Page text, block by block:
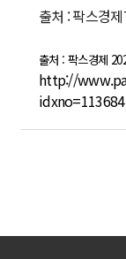
출처 :팍스경
출처 : 팍스경제
http://
idxno=113684